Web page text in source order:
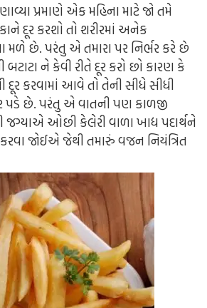
પ્રમાણે એક મહિના માટે જો તમે
દૂર કરશો તો શરીરમાં અનેક
મળે છે. પરંતુ એ તમારા પર નિર્ભર કરે છે
બટાટા ને કેવી રીતે દૂર કરો છો કારણ કે
દૂર કરવામાં આવે તો તેની સીધે સીધી
પડે છે. પરંતુ એ વાતની પણ કાળજી
જગ્યાએ ઓછી કેલેરી વાળા ખાદ્ય પદાર્થને
કરવા જોઈએ જેથી તમારું વજન નિયંત્રિત